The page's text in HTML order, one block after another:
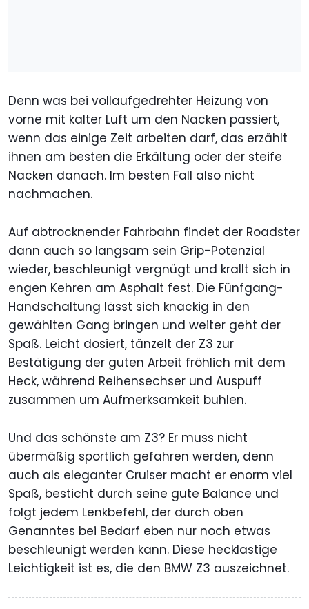
Denn was bei vollaufgedrehter Heizung von
vorne mit kalter Luft um den Nacken passiert,
wenn das einige Zeit arbeiten darf, das erzählt
ihnen am besten die Erkältung oder der steife
Nacken danach. Im besten Fall also nicht
nachmachen.
Auf abtrocknender Fahrbahn findet der Roadster
dann auch so langsam sein Grip-Potenzial
wieder, beschleunigt vergnügt und krallt sich in
engen Kehren am Asphalt fest. Die Fünfgang-
Handschaltung lässt sich knackig in den
gewählten Gang bringen und weiter geht der
Spaß. Leicht dosiert, tänzelt der Z3 zur
Bestätigung der guten Arbeit fröhlich mit dem
Heck, während Reihensechser und Auspuff
zusammen um Aufmerksamkeit buhlen.
Und das schönste am Z3? Er muss nicht
übermäßig sportlich gefahren werden, denn
auch als eleganter Cruiser macht er enorm viel
Spaß, besticht durch seine gute Balance und
folgt jedem Lenkbefehl, der durch oben
Genanntes bei Bedarf eben nur noch etwas
beschleunigt werden kann. Diese hecklastige
Leichtigkeit ist es, die den BMW Z3 auszeichnet.